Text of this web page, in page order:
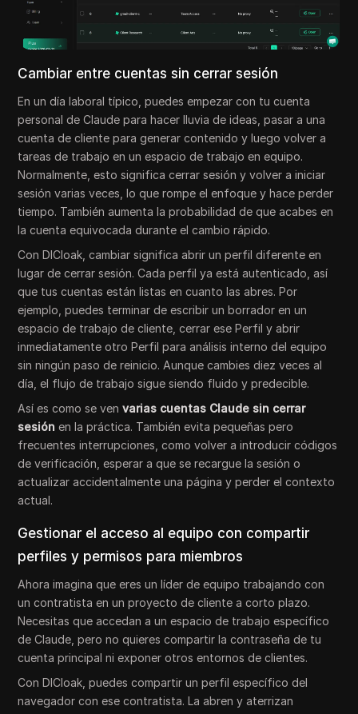
Cambiar entre cuentas sin cerrar sesión
En un día laboral típico, puedes empezar con tu cuenta
personal de Claude para hacer lluvia de ideas, pasar a una
cuenta de cliente para generar contenido y luego volver a
tareas de trabajo en un espacio de trabajo en equipo.
Normalmente, esto significa cerrar sesión y volver a iniciar
sesión varias veces, lo que rompe el enfoque y hace perder
tiempo. También aumenta la probabilidad de que acabes en
la cuenta equivocada durante el cambio rápido.
Con DICloak, cambiar significa abrir un perfil diferente en
lugar de cerrar sesión. Cada perfil ya está autenticado, así
que tus cuentas están listas en cuanto las abres. Por
ejemplo, puedes terminar de escribir un borrador en un
espacio de trabajo de cliente, cerrar ese Perfil y abrir
inmediatamente otro Perfil para análisis interno del equipo
sin ningún paso de reinicio. Aunque cambies diez veces al
día, el flujo de trabajo sigue siendo fluido y predecible.
Así es como se venvarias cuentas Claude sin cerrar
sesión en la práctica. También evita pequeñas pero
frecuentes interrupciones, como volver a introducir códigos
de verificación, esperar a que se recargue la sesión o
actualizar accidentalmente una página y perder el contexto
actual.
Gestionar el acceso al equipo con compartir
perfiles y permisos para miembros
Ahora imagina que eres un líder de equipo trabajando con
un contratista en un proyecto de cliente a corto plazo.
Necesitas que accedan a un espacio de trabajo específico
de Claude, pero no quieres compartir la contraseña de tu
cuenta principal ni exponer otros entornos de clientes.
Con DICloak, puedes compartir un perfil específico del
navegador con ese contratista. La abren y aterrizan